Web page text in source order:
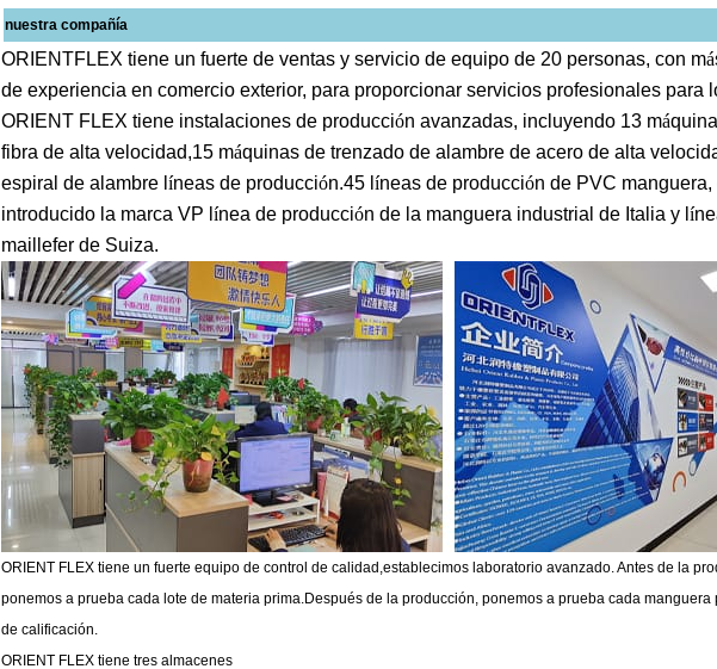
nuestra compañía
ORIENTFLEX tiene un fuerte de ventas y servicio de equipo de 20 personas, con má
de experiencia en comercio exterior, para proporcionar servicios profesionales para
ORIENT FLEX tiene instalaciones de producción avanzadas, incluyendo 13 má
fibra de alta velocidad,15 máquinas de trenzado de alambre de acero de alta
espiral de alambre l íneas de producción.45 l íneas de producción de PVC manguera,
introducido la marca VP l ínea de producción de la manguera industrial de Italia y l í
maillefer de Suiza.
ORIENT FLEX tiene un fuerte equipo de control de calidad,establecimos laboratorio avanzado. Antes de la
ponemos a prueba cada lote de materia prima.Después de la producción, ponemos a prueba cada manguera
de calificación.
ORIENT FLEX tiene tres almacenes